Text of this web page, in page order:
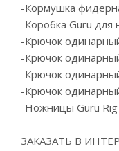
-Кормушка
-Коробка Guru для
-Крючок
-Крючок
-Крючок
-Крючок
-Ножницы Guru Rig
ЗАКАЗАТЬ В